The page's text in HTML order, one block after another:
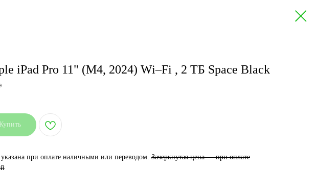
iPad Pro 11" (M4, 2024) Wi–Fi , 2 ТБ Space Black
Купить
при оплате наличными или переводом. Зачеркнутая цена — при оплате